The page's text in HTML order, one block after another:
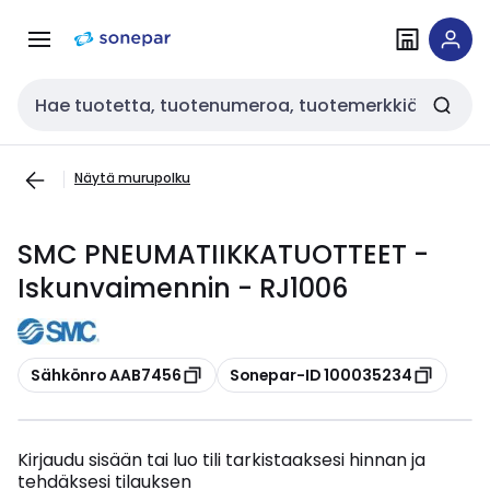
navigointiinsisältöön
Haku
Näytä murupolku
SMC PNEUMATIIKKATUOTTEET -
Iskunvaimennin - RJ1006
Kopioi
Sähkönro AAB7456 Kopioi
Sonepar-ID 100035234
Kirjaudu sisään tai luo tili tarkistaaksesi hinnan ja
tehdäksesi tilauksen